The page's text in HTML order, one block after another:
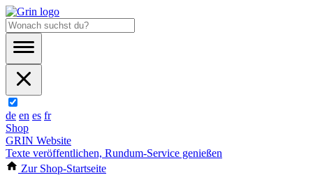
de en es fr
Shop
GRIN Website
Texte veröffentlichen, Rundum-Service genießen
Zur Shop-Startseite